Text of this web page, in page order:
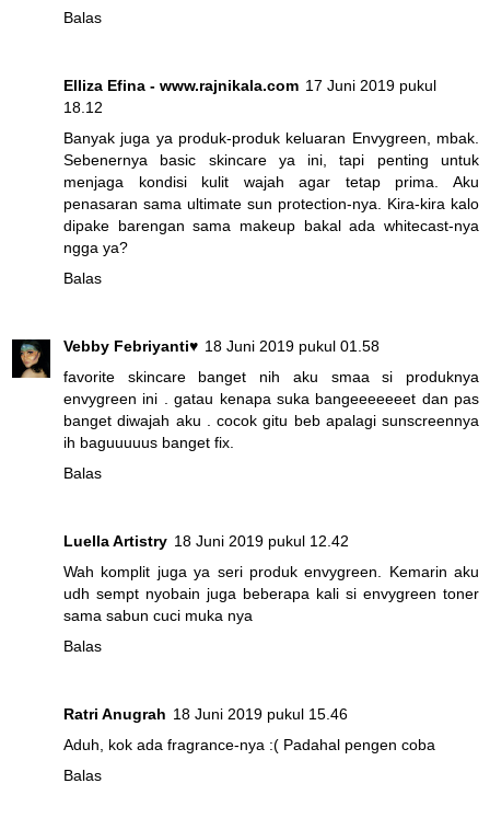
Balas
Elliza Efina - www.rajnikala.com 17 Juni 2019 pukul
18.12
Banyak juga ya produk-produk keluaran Envygreen, mbak.
Sebenernya basic skincare ya ini, tapi penting untuk
menjaga kondisi kulit wajah agar tetap prima. Aku
penasaran sama ultimate sun protection-nya. Kira-kira kalo
dipake barengan sama makeup bakal ada whitecast-nya
ngga ya?
Balas
Vebby Febriyanti♥ 18 Juni 2019 pukul 01.58
favorite skincare banget nih aku smaa si produknya
envygreen ini . gatau kenapa suka bangeeeeeeet dan pas
banget diwajah aku . cocok gitu beb apalagi sunscreennya
ih baguuuuus banget fix.
Balas
Luella Artistry 18 Juni 2019 pukul 12.42
Wah komplit juga ya seri produk envygreen. Kemarin aku
udh sempt nyobain juga beberapa kali si envygreen toner
sama sabun cuci muka nya
Balas
Ratri Anugrah 18 Juni 2019 pukul 15.46
Aduh, kok ada fragrance-nya :( Padahal pengen coba
Balas